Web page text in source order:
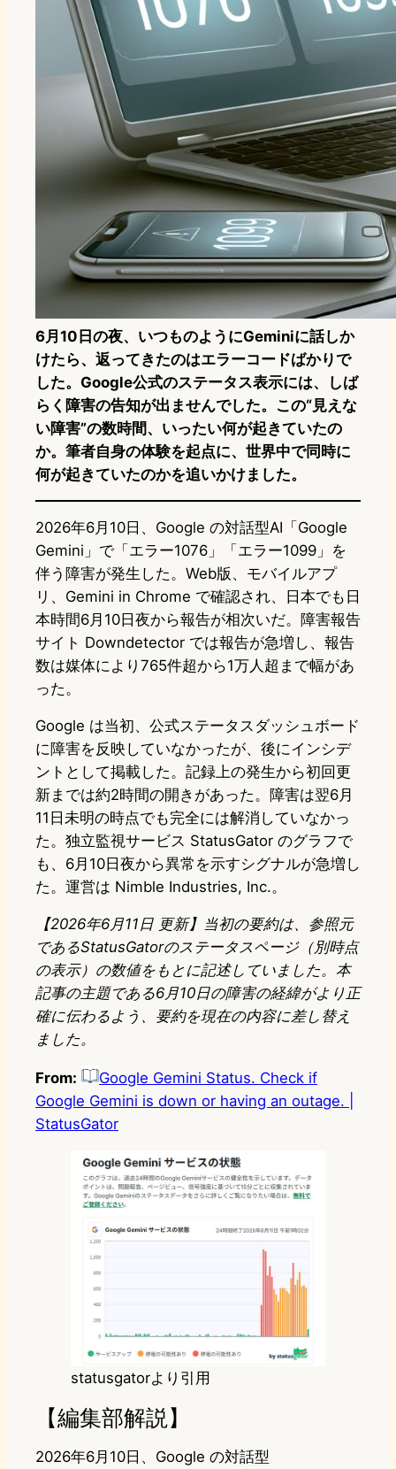
6月10日の夜、いつものようにGeminiに話しか
けたら、返ってきたのはエラーコードばかりで
した。Google公式のステータス表示には、しば
らく障害の告知が出ませんでした。この“見えな
い障害”の数時間、いったい何が起きていたの
か。筆者自身の体験を起点に、世界中で同時に
何が起きていたのかを追いかけました。
2026年6月10日、Google の対話型AI「Google
Gemini」で「エラー1076」「エラー1099」を
伴う障害が発生した。Web版、モバイルアプ
リ、Gemini in Chrome で確認され、日本でも日
本時間6月10日夜から報告が相次いだ。障害報告
サイト Downdetector では報告が急増し、報告
数は媒体により765件超から1万人超まで幅があ
った。
Google は当初、公式ステータスダッシュボード
に障害を反映していなかったが、後にインシデ
ントとして掲載した。記録上の発生から初回更
新までは約2時間の開きがあった。障害は翌6月
11日未明の時点でも完全には解消していなかっ
た。独立監視サービス StatusGator のグラフで
も、6月10日夜から異常を示すシグナルが急増し
た。運営は Nimble Industries, Inc.。
【2026年6月11日 更新】当初の要約は、参照元
であるStatusGatorのステータスページ（別時点
の表示）の数値をもとに記述していました。本
記事の主題である6月10日の障害の経緯がより正
確に伝わるよう、要約を現在の内容に差し替え
ました。
From:
Google Gemini Status. Check if
Google Gemini is down or having an outage. |
StatusGator
statusgatorより引用
【編集部解説】
2026年6月10日、Google の対話型